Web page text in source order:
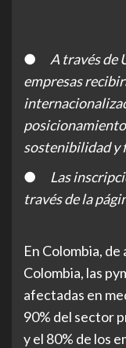
● A través de
empresas
sostenibilidad y
● Las
través de la
En Colombia,
Colombia, las
afectadas en
90% del sector
y el 80% de los